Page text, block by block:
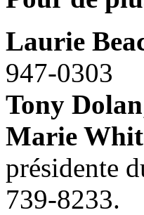
Laurie
947-0303
Tony Dolan
Marie
présidente
739-8233.